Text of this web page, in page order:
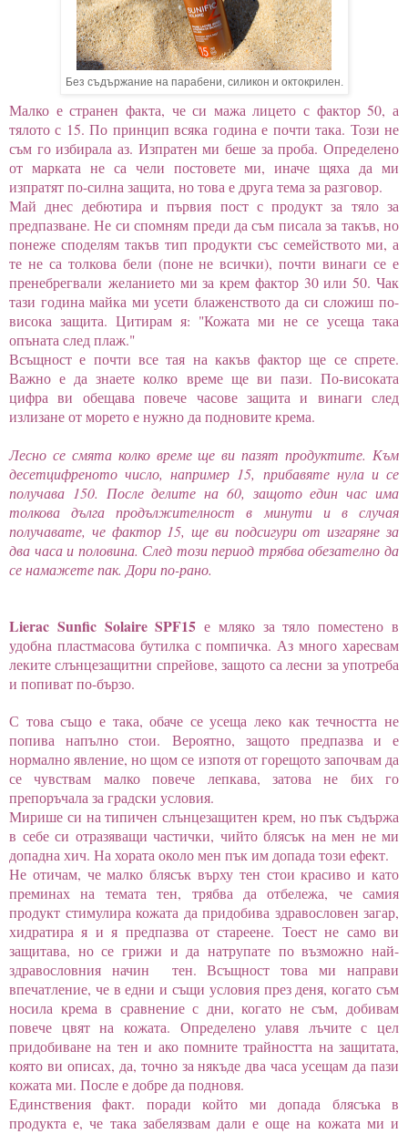
Без съдържание на парабени, силикон и октокрилен.
Малко е странен факта, че си мажа лицето с фактор 50, а
тялото с 15. По принцип всяка година е почти така. Този не
съм го избирала аз. Изпратен ми беше за проба. Определено
от марката не са чели постовете ми, иначе щяха да ми
изпратят по-силна защита, но това е друга тема за разговор.
Май днес дебютира и първия пост с продукт за тяло за
предпазване. Не си спомням преди да съм писала за такъв, но
понеже споделям такъв тип продукти със семейството ми, а
те не са толкова бели (поне не всички), почти винаги се е
пренебрегвали желанието ми за крем фактор 30 или 50. Чак
тази година майка ми усети блаженството да си сложиш по-
висока защита. Цитирам я: "Кожата ми не се усеща така
опъната след плаж."
Всъщност е почти все тая на какъв фактор ще се спрете.
Важно е да знаете колко време ще ви пази. По-високата
цифра ви обещава повече часове защита и винаги след
излизане от морето е нужно да подновите крема.
Лесно се смята колко време ще ви пазят продуктите. Към
десетцифреното число, например 15, прибавяте нула и се
получава 150. После делите на 60, защото един час има
толкова дълга продължителност в минути и в случая
получавате, че фактор 15, ще ви подсигури от изгаряне за
два часа и половина. След този период трябва обезателно да
се намажете пак. Дори по-рано.
Lierac Sunfic Solaire SPF15е мляко за тяло поместено в
удобна пластмасова бутилка с помпичка. Аз много харесвам
леките слънцезащитни спрейове, защото са лесни за употреба
и попиват по-бързо.
С това също е така, обаче се усеща леко как течността не
попива напълно стои. Вероятно, защото предпазва и е
нормално явление, но щом се изпотя от горещото започвам да
се чувствам малко повече лепкава, затова не бих го
препоръчала за градски условия.
Мирише си на типичен слънцезащитен крем, но пък съдържа
в себе си отразяващи частички, чийто блясък на мен не ми
допадна хич. На хората около мен пък им допада този ефект.
Не отичам, че малко блясък върху тен стои красиво и като
преминах на темата тен, трябва да отбележа, че самия
продукт стимулира кожата да придобива здравословен загар,
хидратира я и я предпазва от стареене. Тоест не само ви
защитава, но се грижи и да натрупате по възможно най-
здравословния начин тен. Всъщност това ми направи
впечатление, че в едни и същи условия през деня, когато съм
носила крема в сравнение с дни, когато не съм, добивам
повече цвят на кожата. Определено улавя лъчите с цел
придобиване на тен и ако помните трайността на защитата,
която ви описах, да, точно за някъде два часа усещам да пази
кожата ми. После е добре да подновя.
Единствения факт. поради който ми допада блясъка в
продукта е, че така забелязвам дали е още на кожата ми и